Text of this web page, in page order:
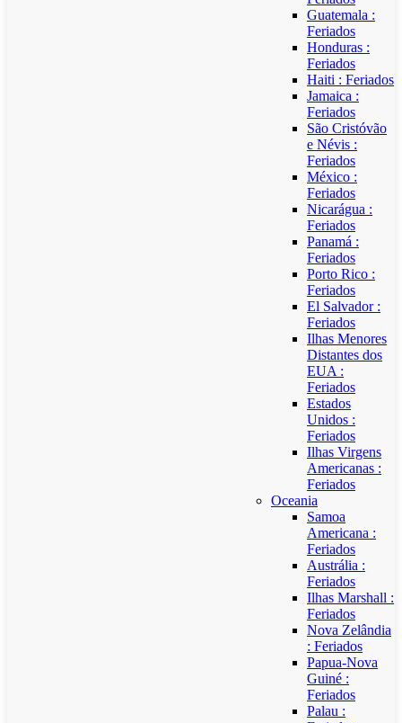
Guatemala :
Feriados
Honduras :
Feriados
Haiti : Feriados
Jamaica :
Feriados
São Cristóvão
e Névis :
Feriados
México :
Feriados
Nicarágua :
Feriados
Panamá :
Feriados
Porto Rico :
Feriados
El Salvador :
Feriados
Ilhas Menores
Distantes dos
EUA :
Feriados
Estados
Unidos :
Feriados
Ilhas Virgens
Americanas :
Feriados
Oceania
Samoa
Americana :
Feriados
Austrália :
Feriados
Ilhas Marshall :
Feriados
Nova Zelândia
: Feriados
Papua-Nova
Guiné :
Feriados
Palau :